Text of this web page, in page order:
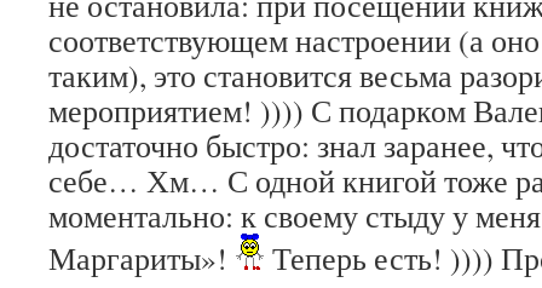
соответствующем настроении (а
таким), это становится весьма
мероприятием! )))) С подарком
достаточно быстро: знал заранее,
себе… Хм… С одной книгой тоже
моментально: к своему стыду у
Маргариты»!
Теперь есть! ))))